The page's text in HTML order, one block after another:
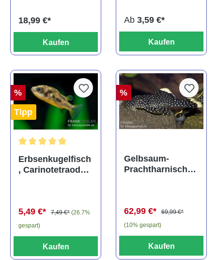
18,99 €*
Kaufen
Ab 3,59 €*
Kaufen
%
Tipp
Durchschnittliche Bewertung von 5 von 5 Sternen
Erbsenkugelfisch
, Carinotetraodon
5,49 €* 7,49 €* (26.7%
gespart)
Kaufen
%
Gelbsaum-
Prachtharnischw
62,99 €*
69,99 €*
(10% gespart)
Kaufen